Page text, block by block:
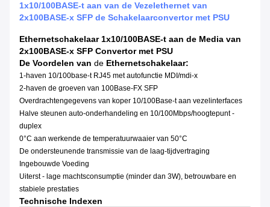
1x10/100BASE-t aan van de Vezelethernet van
2x100BASE-x SFP de Schakelaarconvertor met PSU
Ethernetschakelaar 1x10/100BASE-t aan de Media van
2x100BASE-x SFP Convertor met PSU
De Voordelen van de Ethernetschakelaar:
1-haven 10/100base-t RJ45 met autofunctie MDI/mdi-x
2-haven de groeven van 100Base-FX SFP
Overdrachtengegevens van koper 10/100Base-t aan vezelinterfaces
Halve steunen auto-onderhandeling en 10/100Mbps/hoogtepunt -
duplex
0°C aan werkende de temperatuurwaaier van 50°C
De ondersteunende transmissie van de laag-tijdvertraging
Ingebouwde Voeding
Uiterst - lage machtsconsumptie (minder dan 3W), betrouwbare en
stabiele prestaties
Technische Indexen